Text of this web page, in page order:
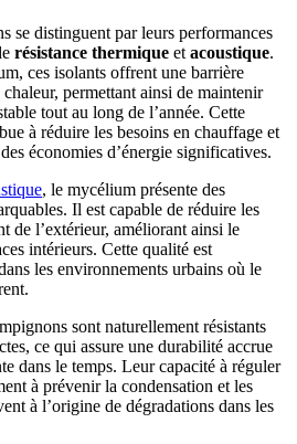
se distinguent par leurs performances
résistance thermique et acoustique.
ces isolants offrent une barrière
permettant ainsi de maintenir
tout au long de l’année. Cette
à réduire les besoins en chauffage et
économies d’énergie significatives.
, le mycélium présente des
Il est capable de réduire les
de l’extérieur, améliorant ainsi le
intérieurs. Cette qualité est
les environnements urbains où le
sont naturellement résistants
ce qui assure une durabilité accrue
dans le temps. Leur capacité à réguler
à prévenir la condensation et les
à l’origine de dégradations dans les